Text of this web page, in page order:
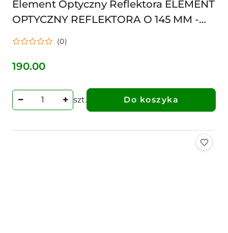
Element Optyczny Reflektora ELEMENT
OPTYCZNY REFLEKTORA O 145 MM -
LEWY / PRAWY B59507 3654104M91
(0)
Cena:
190.00
szt. Do koszyka